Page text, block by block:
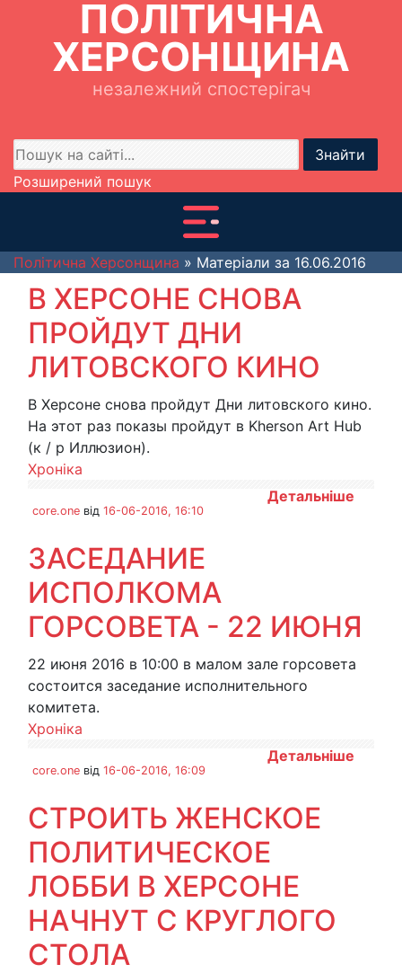
ПОЛІТИЧНА
ХЕРСОНЩИНА
незалежний спостерігач
Знайти
Розширений пошук
Політична Херсонщина » Матеріали за 16.06.2016
В ХЕРСОНЕ СНОВА
ПРОЙДУТ ДНИ
ЛИТОВСКОГО КИНО
В Херсоне снова пройдут Дни литовского кино.
На этот раз показы пройдут в Kherson Art Hub
(к / р Иллюзион).
Хроніка
Детальніше
core.one від 16-06-2016, 16:10
ЗАСЕДАНИЕ
ИСПОЛКОМА
ГОРСОВЕТА - 22 ИЮНЯ
22 июня 2016 в 10:00 в малом зале горсовета
состоится заседание исполнительного
комитета.
Хроніка
Детальніше
core.one від 16-06-2016, 16:09
СТРОИТЬ ЖЕНСКОЕ
ПОЛИТИЧЕСКОЕ
ЛОББИ В ХЕРСОНЕ
НАЧНУТ С КРУГЛОГО
СТОЛА